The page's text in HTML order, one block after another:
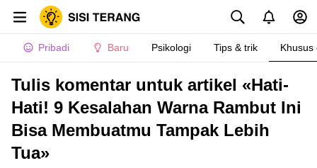
Pribadi Baru Psikologi Tips & trik Khusus
Tulis komentar untuk artikel «Hati-
Hati! 9 Kesalahan Warna Rambut Ini
Bisa Membuatmu Tampak Lebih
Tua»